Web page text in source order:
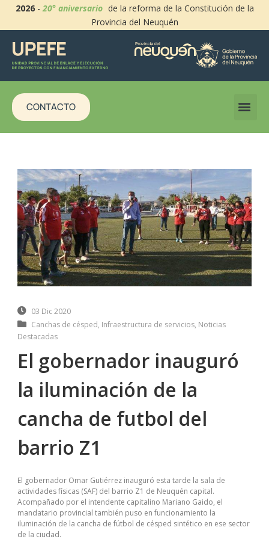
2026-20° aniversario de la reforma de la Constitución de la
Provincia del Neuquén
CONTACTO
03 Dic 2020
Canchas de césped, Infraestructura de servicios, Noticias
Destacadas
El gobernador inauguró
la iluminación de la
cancha de futbol del
barrio Z1
El gobernador Omar Gutiérrez inauguró esta tarde la sala de
actividades físicas (SAF) del barrio Z1 de Neuquén capital.
Acompañado por el intendente capitalino Mariano Gaido, el
mandatario provincial también puso en funcionamiento la
iluminación de la cancha de fútbol de césped sintético en ese sector
de la ciudad.